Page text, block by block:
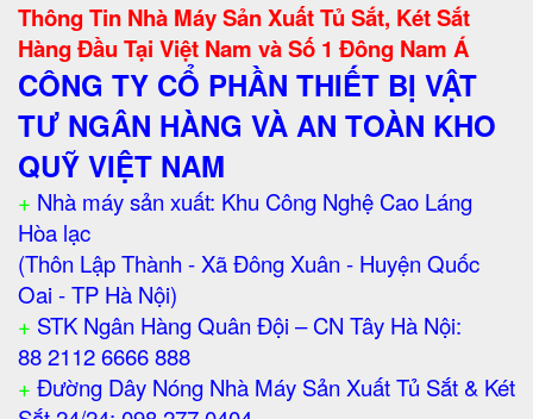
Thông Tin Nhà Máy Sản Xuất Tủ Sắt, Két Sắt
Hàng Đầu Tại Việt Nam và Số 1 Đông Nam Á
CÔNG TY CỔ PHẦN THIẾT BỊ VẬT
TƯ NGÂN HÀNG VÀ AN TOÀN KHO
QUỸ VIỆT NAM
+ Nhà máy sản xuất: Khu Công Nghệ Cao Láng
Hòa lạc
(Thôn Lập Thành - Xã Đông Xuân - Huyện Quốc
Oai - TP Hà Nội)
+ STK Ngân Hàng Quân Đội – CN Tây Hà Nội:
88 2112 6666 888
+ Đường Dây Nóng Nhà Máy Sản Xuất Tủ Sắt & Két